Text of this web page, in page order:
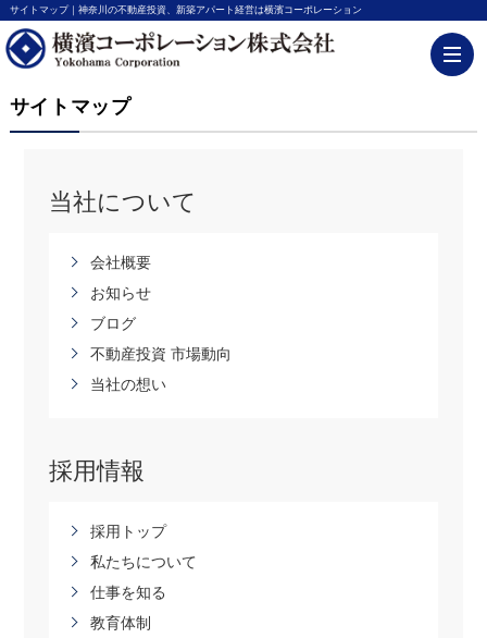
サイトマップ｜神奈川の不動産投資、新築アパート経営は横濱コーポレーション
サイトマップ
当社について
会社概要
お知らせ
ブログ
不動産投資 市場動向
当社の想い
採用情報
採用トップ
私たちについて
仕事を知る
教育体制